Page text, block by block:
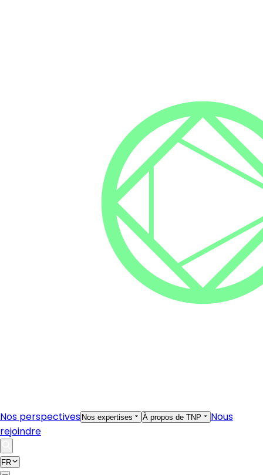
Nos perspectives Nos expertises À propos de TNP
Nous
rejoindre
FR